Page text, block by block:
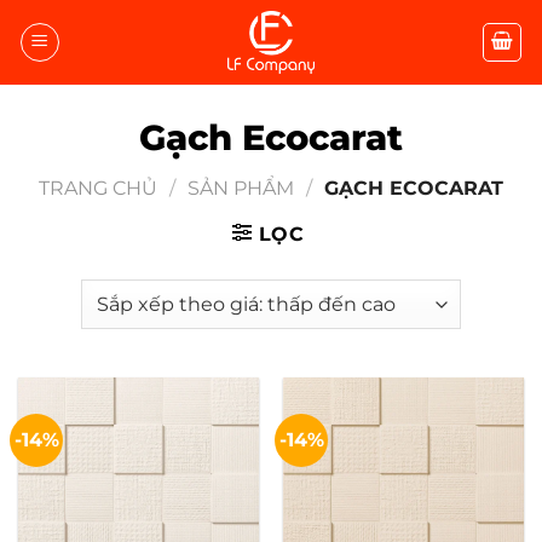
qua
Gạch Ecocarat
TRANG CHỦ / SẢN PHẨM / GẠCH ECOCARAT
LỌC
-14% -14%